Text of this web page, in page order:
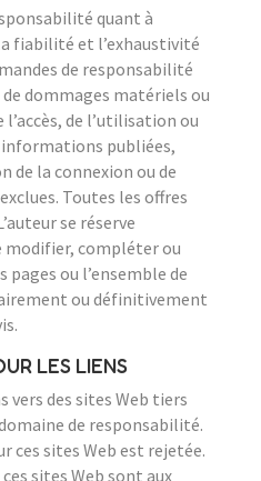
quant à
fiabilité et l’exhaustivité
de responsabilité
dommages matériels ou
de l’utilisation ou
publiées,
de la connexion ou de
Toutes les offres
se réserve
modifier, compléter ou
ou l’ensemble de
ou définitivement
LES LIENS
vers des sites Web tiers
de responsabilité.
ces sites Web est rejetée.
sites Web sont aux